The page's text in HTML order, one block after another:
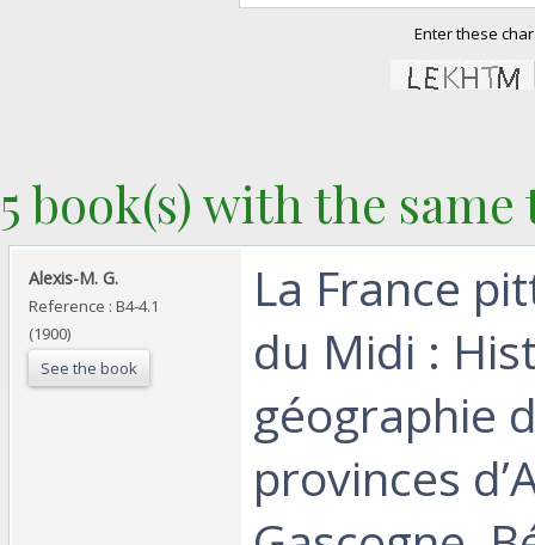
Enter these
5 book(s) with the
‎Alexis-M. G.‎
Reference : B4-4.1
(1900)
See the book
‎La France
du Midi :
géographie
provinces